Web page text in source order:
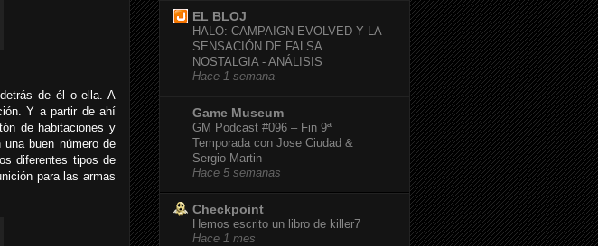
de él o ella. A
Y a partir de ahí
de habitaciones y
buen número de
diferentes tipos de
para las armas
EL BLOJ
HALO: CAMPAIGN EVOLVED Y LA
SENSACIÓN DE FALSA
NOSTALGIA - ANÁLISIS
Hace 1 semana
Game Museum
GM Podcast #096 – Fin 9ª
Temporada con Jose Ciudad &
Sergio Martin
Hace 5 semanas
Checkpoint
Hemos escrito un libro de killer7
Hace 1 mes